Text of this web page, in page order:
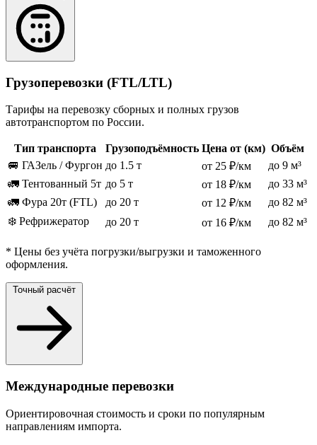
Грузоперевозки (FTL/LTL)
Тарифы на перевозку сборных и полных грузов
автотранспортом по России.
Тип транспорта Грузоподъёмность Цена от (км) Объём
🚐 ГАЗель / Фургон до 1.5 т от 25 ₽/км
до 9 м³
🚛 Тентованный 5т до 5 т от 18 ₽/км
до 33 м³
🚛 Фура 20т (FTL)
до 20 т от 12 ₽/км
до 82 м³
❄️ Рефрижератор
до 20 т от 16 ₽/км до 82 м³
* Цены без учёта погрузки/выгрузки и таможенного
оформления.
Точный расчёт
Международные перевозки
Ориентировочная стоимость и сроки по популярным
направлениям импорта.